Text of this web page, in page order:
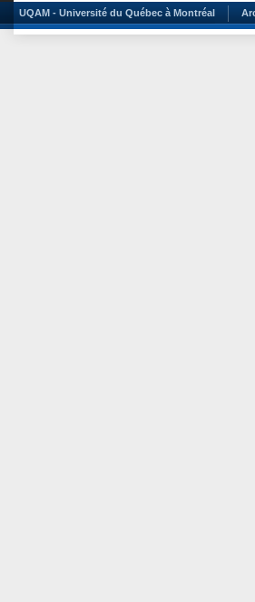
UQAM - Université du Québec à Montréal